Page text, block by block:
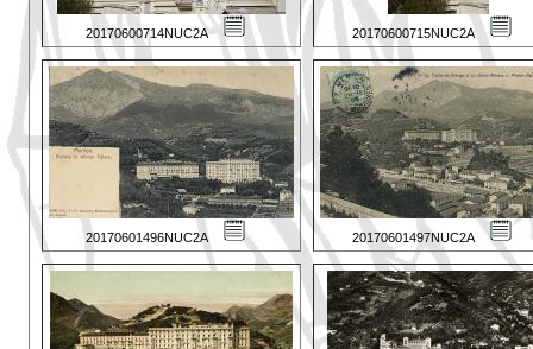
20170600714NUC2A 20170600715NUC2A
20170601496NUC2A 20170601497NUC2A